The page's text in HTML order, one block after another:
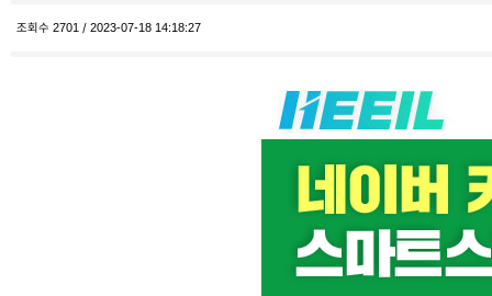
컨설팅사례
조회수 2701 / 2023-07-18 14:18:27